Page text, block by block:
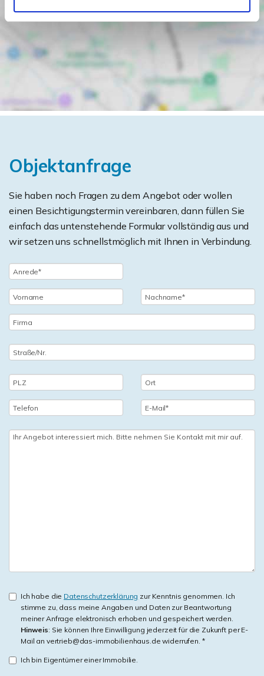
Objektanfrage
Sie haben noch Fragen zu dem Angebot oder wollen
einen Besichtigungstermin vereinbaren, dann füllen Sie
einfach das untenstehende Formular vollständig aus und
wir setzen uns schnellstmöglich mit Ihnen in Verbindung.
Ich habe die Datenschutzerklärung zur Kenntnis genommen. Ich
stimme zu, dass meine Angaben und Daten zur Beantwortung
meiner Anfrage elektronisch erhoben und gespeichert werden.
Hinweis: Sie können Ihre Einwilligung jederzeit für die Zukunft per E-
Mail an vertrieb@das-immobilienhaus.de widerrufen. *
Ich bin Eigentümer einer Immobilie.